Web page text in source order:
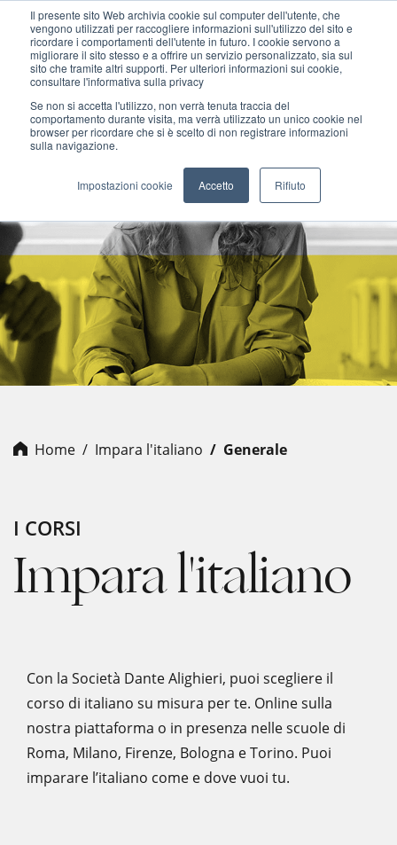
Il presente sito Web archivia cookie sul computer dell'utente, che
vengono utilizzati per raccogliere informazioni sull'utilizzo del sito e
ricordare i comportamenti dell'utente in futuro. I cookie servono a
migliorare il sito stesso e a offrire un servizio personalizzato, sia sul
sito che tramite altri supporti. Per ulteriori informazioni sui cookie,
consultare l'informativa sulla privacy
Se non si accetta l'utilizzo, non verrà tenuta traccia del
comportamento durante visita, ma verrà utilizzato un unico cookie nel
browser per ricordare che si è scelto di non registrare informazioni
sulla navigazione.
Impostazioni cookie Accetto Rifiuto
MENU
Home Impara l'italiano Generale
I CORSI
Impara l'italiano
Con la Società Dante Alighieri, puoi scegliere il
corso di italiano su misura per te. Online sulla
nostra piattaforma o in presenza nelle scuole di
Roma, Milano, Firenze, Bologna e Torino. Puoi
imparare l’italiano come e dove vuoi tu.